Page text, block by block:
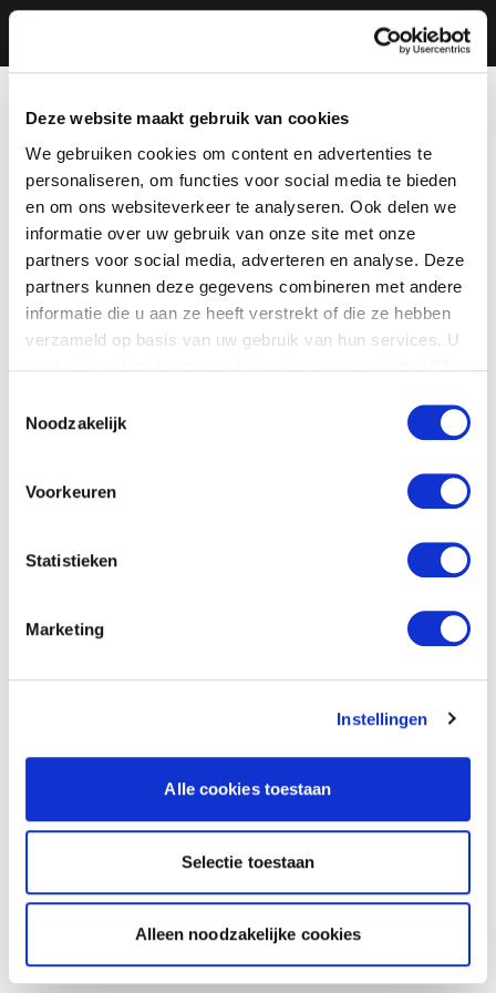
Deze website maakt gebruik van cookies
We gebruiken cookies om content en advertenties te
personaliseren, om functies voor social media te bieden
en om ons websiteverkeer te analyseren. Ook delen we
informatie over uw gebruik van onze site met onze
partners voor social media, adverteren en analyse. Deze
partners kunnen deze gegevens combineren met andere
informatie die u aan ze heeft verstrekt of die ze hebben
verzameld op basis van uw gebruik van hun services. U
Noodzakelijk
Voorkeuren
Statistieken
Marketing
Instellingen
Alle cookies toestaan
Selectie toestaan
Alleen noodzakelijke cookies